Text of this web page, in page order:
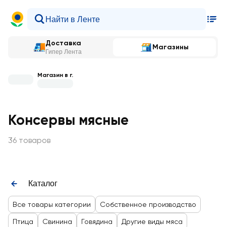
Доставка
Гипер Лента
Магазины
Магазин в г.
Консервы мясные
36 товаров
Каталог
Все товары категории Собственное производство
Птица Свинина Говядина Другие виды мяса